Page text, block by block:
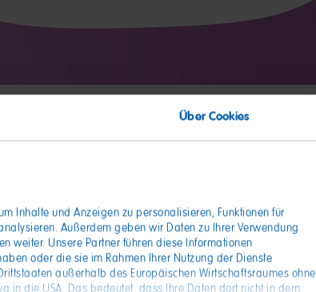
Über Cookies
Inhalte und Anzeigen zu personalisieren, Funktionen für
Außerdem geben wir Daten zu Ihrer Verwendung
weiter. Unsere Partner führen diese Informationen
oder die sie im Rahmen Ihrer Nutzung der Dienste
außerhalb des Europäischen Wirtschaftsraumes ohne
in die USA. Das bedeutet, dass Ihre Daten dort nicht in dem